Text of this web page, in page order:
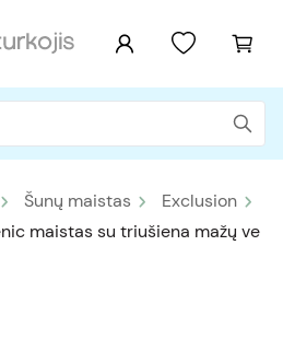
Šunų maistas
Exclusion
maistas su triušiena mažų ve